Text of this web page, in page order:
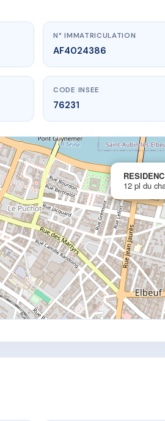
www.vme.plus/AF4024386
RESIDENCE MAUROIS
12 pl du champ de foire76500
N° IMMATRICULATION
AF4024386
CODE INSEE
76231
12 pl du